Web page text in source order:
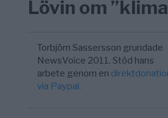
Lövin om
Torbjörn Sassersson grundade
NewsVoice 2011. Stöd hans
arbete genom en
via Paypal.